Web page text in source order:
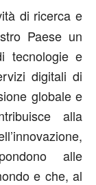
di ricerca e
Paese un
tecnologie e
digitali di
globale e
alla
alle
e che, al